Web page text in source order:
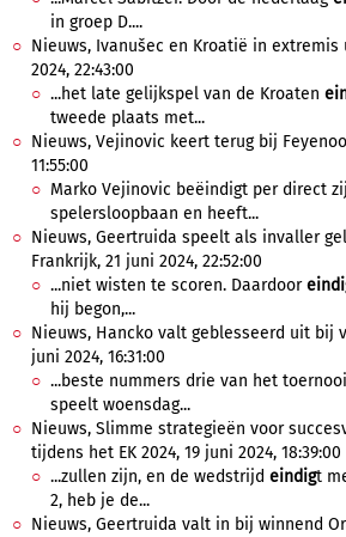
in groep D....
Nieuws, Ivanušec en Kroatië in extremis
2024, 22:43:00
...het late gelijkspel van de Kroaten
tweede plaats met...
Nieuws, Vejinovic keert terug bij
11:55:00
Marko Vejinovic beëindigt per direct
spelersloopbaan en heeft...
Nieuws, Geertruida speelt als invaller
Frankrijk, 21 juni 2024, 22:52:00
...niet wisten te scoren. Daardoor
hij begon,...
Nieuws, Hancko valt geblesseerd uit bij
juni 2024, 16:31:00
...beste nummers drie van het
speelt woensdag...
Nieuws, Slimme strategieën voor
tijdens het EK 2024, 19 juni 2024, 18:39:00
...zullen zijn, en de wedstrijd eindigt
2, heb je de...
Nieuws, Geertruida valt in bij winnend